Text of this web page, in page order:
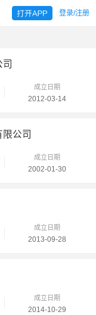
登录/注册
成立日期
2012-03-14
公司
成立日期
2002-01-30
成立日期
2013-09-28
成立日期
2014-10-29